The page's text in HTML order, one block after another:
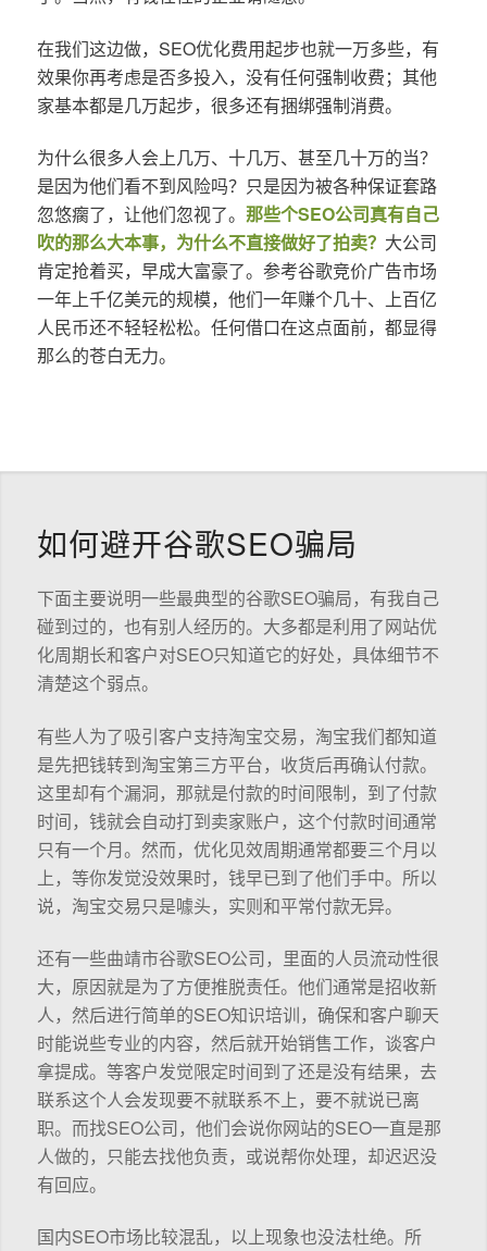
在我们这边做，SEO优化费用起步也就一万多些，有
效果你再考虑是否多投入，没有任何强制收费；其他
家基本都是几万起步，很多还有捆绑强制消费。
为什么很多人会上几万、十几万、甚至几十万的当？
是因为他们看不到风险吗？只是因为被各种保证套路
忽悠瘸了，让他们忽视了。 那些个SEO公司真有自己
吹的那么大本事，为什么不直接做好了拍卖？ 大公司
肯定抢着买，早成大富豪了。参考谷歌竞价广告市场
一年上千亿美元的规模，他们一年赚个几十、上百亿
人民币还不轻轻松松。任何借口在这点面前，都显得
那么的苍白无力。
如何避开谷歌SEO骗局
下面主要说明一些最典型的谷歌SEO骗局，有我自己
碰到过的，也有别人经历的。大多都是利用了网站优
化周期长和客户对SEO只知道它的好处，具体细节不
清楚这个弱点。
有些人为了吸引客户支持淘宝交易，淘宝我们都知道
是先把钱转到淘宝第三方平台，收货后再确认付款。
这里却有个漏洞，那就是付款的时间限制，到了付款
时间，钱就会自动打到卖家账户，这个付款时间通常
只有一个月。然而，优化见效周期通常都要三个月以
上，等你发觉没效果时，钱早已到了他们手中。所以
说，淘宝交易只是噱头，实则和平常付款无异。
还有一些曲靖市谷歌SEO公司，里面的人员流动性很
大，原因就是为了方便推脱责任。他们通常是招收新
人，然后进行简单的SEO知识培训，确保和客户聊天
时能说些专业的内容，然后就开始销售工作，谈客户
拿提成。等客户发觉限定时间到了还是没有结果，去
联系这个人会发现要不就联系不上，要不就说已离
职。而找SEO公司，他们会说你网站的SEO一直是那
人做的，只能去找他负责，或说帮你处理，却迟迟没
有回应。
国内SEO市场比较混乱，以上现象也没法杜绝。所